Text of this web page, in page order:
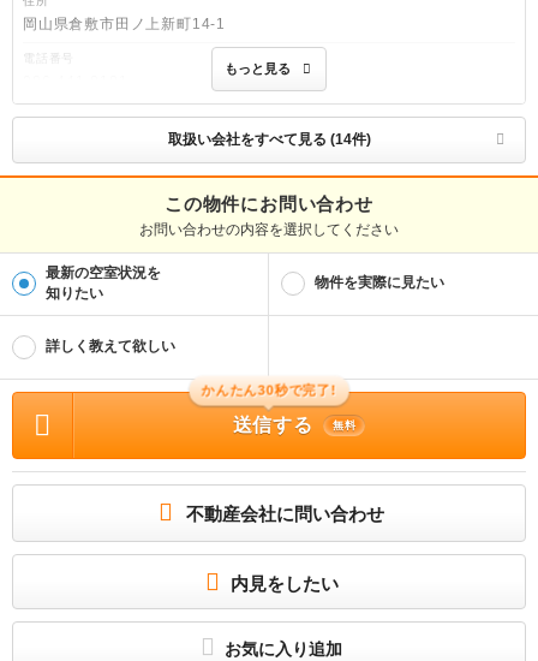
岡山県倉敷市田ノ上新町14-1
電話番号
免許番号
岡山県知事(2)第5809号
取引態様
87656352
※お問い合わせの際には、担当者へ物件管理番号をお伝えください。
0037-6008-8288
物件の所在地 : 岡山県倉敷市中畝5丁目 / 交通の利便 : 水島臨海鉄道/常盤 徒歩8分 /
面積 : 66.78m² / 築年月 : 2009年08月 / 賃料 : 7.7万円 / 管理費又は共益費等 : 3,
500円 / 礼金等 : 無料 / 敷金 : 1ヶ月、保証金等 : －、 償却、敷引 : － / 住宅総合
保険等の損害保険料 : － / その他 : 入居時カギ代不要、更新料不要 ハウスクリー
ニング代５７，２００円（退去時） 保険加入義務有 保証会社利用必須 保証人
代行サービス保証料・家賃集金サービス手数料 １０，０００円／入居時、以降は
月額賃料の１％／毎月（入居期間中） ２台目駐車場（１ヵ月） ３３００円／消
毒施工料（当社扱）（入居時のみ） １７０５０円 ［退去時費用（故意・過失等別
途実費）：退去費用実費精算］ / 駐車場 : 空有
◇オンライン接客 ＆ 現地集合での案内可能◇
(一社)岡山県不動産協会
もっと見る
取扱い会社をすべて見る (14件)
この物件にお問い合わせ
お問い合わせの内容を選択してください
最新の空室状況を
知りたい
物件を実際に見たい
詳しく教えて欲しい
かんたん30秒で完了!
送信する 無料
不動産会社に問い合わせ
内見をしたい
お気に入り追加